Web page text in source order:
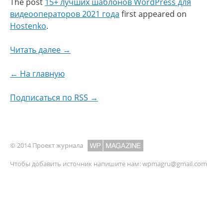
видеооператоров 2021 года first appeared on
Hostenko.
Читать далее →
← На главную
Подписаться по RSS →
© 2014 Проект журнала
Чтобы добавить источник напишите нам:wpmagru@gmail.com